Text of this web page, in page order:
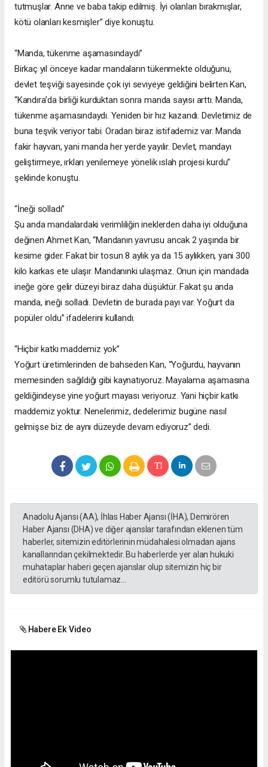
tutmuşlar. Anne ve baba takip edilmiş. İyi olanları bırakmışlar,
kötü olanları kesmişler” diye konuştu.
“Manda, tükenme aşamasındaydı”
Birkaç yıl önceye kadar mandaların tükenmekte olduğunu,
devlet teşviği sayesinde çok iyi seviyeye geldiğini belirten Kan,
“Kandıra’da birliği kurduktan sonra manda sayısı arttı. Manda,
tükenme aşamasındaydı. Yeniden bir hız kazandı. Devletimiz de
buna teşvik veriyor tabi. Oradan biraz istifademiz var. Manda
fakir hayvan, yani manda her yerde yayılır. Devlet, mandayı
geliştirmeye, ırkları yenilemeye yönelik ıslah projesi kurdu”
şeklinde konuştu.
“İneği solladı”
Şu anda mandalardaki verimliliğin ineklerden daha iyi olduğuna
değinen Ahmet Kan, “Mandanın yavrusu ancak 2 yaşında bir
kesime gider. Fakat bir tosun 8 aylık ya da 15 aylıkken, yani 300
kilo karkas ete ulaşır. Mandanınki ulaşmaz. Onun için mandada
ineğe göre gelir düzeyi biraz daha düşüktür. Fakat şu anda
manda, ineği solladı. Devletin de burada payı var. Yoğurt da
popüler oldu” ifadelerini kullandı.
“Hiçbir katkı maddemiz yok”
Yoğurt üretimlerinden de bahseden Kan, “Yoğurdu, hayvanın
memesinden sağıldığı gibi kaynatıyoruz. Mayalama aşamasına
geldiğindeyse yine yoğurt mayası veriyoruz. Yani hiçbir katkı
maddemiz yoktur. Nenelerimiz, dedelerimiz bugüne nasıl
gelmişse biz de aynı düzeyde devam ediyoruz” dedi.
Anadolu Ajansı (AA), İhlas Haber Ajansı (İHA), Demirören
Haber Ajansı (DHA) ve diğer ajanslar tarafından eklenen tüm
haberler, sitemizin editörlerinin müdahalesi olmadan ajans
kanallarından çekilmektedir. Bu haberlerde yer alan hukuki
muhataplar haberi geçen ajanslar olup sitemizin hiç bir
editörü sorumlu tutulamaz...
Habere Ek Video